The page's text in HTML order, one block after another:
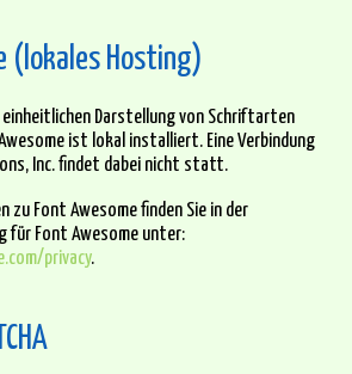
(lokales Hosting)
Darstellung von Schriftarten
ist lokal installiert. Eine Verbindung
Inc. findet dabei nicht statt.
zu Font Awesome finden Sie in der
für Font Awesome unter:
privacy.